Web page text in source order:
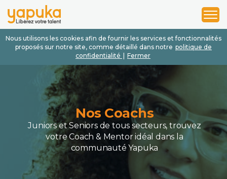
Nous utilisons les cookies afin de fournir les services et fonctionnalités
proposés sur notre site, comme détaillé dans notre politique de
confidentialité
Fermer
1
2
3
Nos Coachs
Juniors et Seniors de tous secteurs, trouvez
votre Coach & Mentor idéal dans la
communauté Yapuka